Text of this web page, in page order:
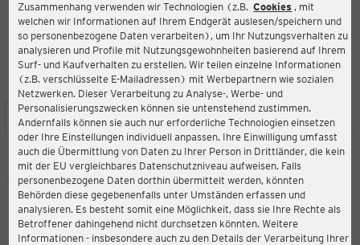
Zusammenhang verwenden wir Technologien (z.B. Cookies , mit
welchen wir Informationen auf Ihrem Endgerät auslesen/speichern und
so personenbezogene Daten verarbeiten), um Ihr Nutzungsverhalten zu
analysieren und Profile mit Nutzungsgewohnheiten basierend auf Ihrem
Surf- und Kaufverhalten zu erstellen. Wir teilen einzelne Informationen
(z.B. verschlüsselte E-Mailadressen) mit Werbepartnern wie sozialen
Netzwerken. Dieser Verarbeitung zu Analyse-, Werbe- und
Personalisierungszwecken können sie untenstehend zustimmen.
Andernfalls können sie auch nur erforderliche Technologien einsetzen
oder Ihre Einstellungen individuell anpassen. Ihre Einwilligung umfasst
auch die Übermittlung von Daten zu Ihrer Person in Drittländer, die kein
mit der EU vergleichbares Datenschutzniveau aufweisen. Falls
personenbezogene Daten dorthin übermittelt werden, könnten
Behörden diese gegebenenfalls unter Umständen erfassen und
analysieren. Es besteht somit eine Möglichkeit, dass sie Ihre Rechte als
Betroffener dahingehend nicht durchsetzen könnten. Weitere
Informationen - insbesondere auch zu den Details der Verarbeitung Ihrer
ERNSTING'S FAMILY FILIALE
Bunzlauer Platz 7
80992 München
4,2
Bewertung:
STANDORT SERVICES SORTIMENT AKTIONEN
Ernsting's family
Bunzlauer Platz 7, 80992 München